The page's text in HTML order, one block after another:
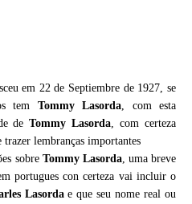
em 22 de Septiembre de 1927, se
tem Tommy Lasorda, com esta
deTommy Lasorda, com certeza
lembranças importantes
sobre Tommy Lasorda, uma breve
portugues con certeza vai incluir o
Lasordae que seu nome real ou